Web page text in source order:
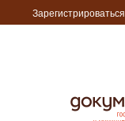
Зарегистрироваться